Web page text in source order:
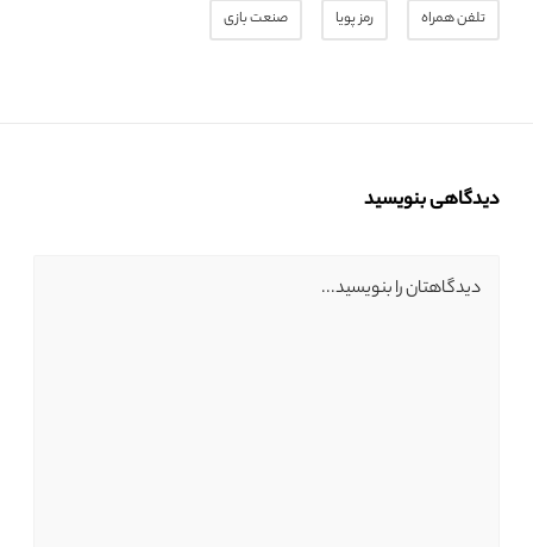
تلفن همراه رمز پویا صنعت بازی
دیدگاهی بنویسید
دیدگاهتان را بنویسید...